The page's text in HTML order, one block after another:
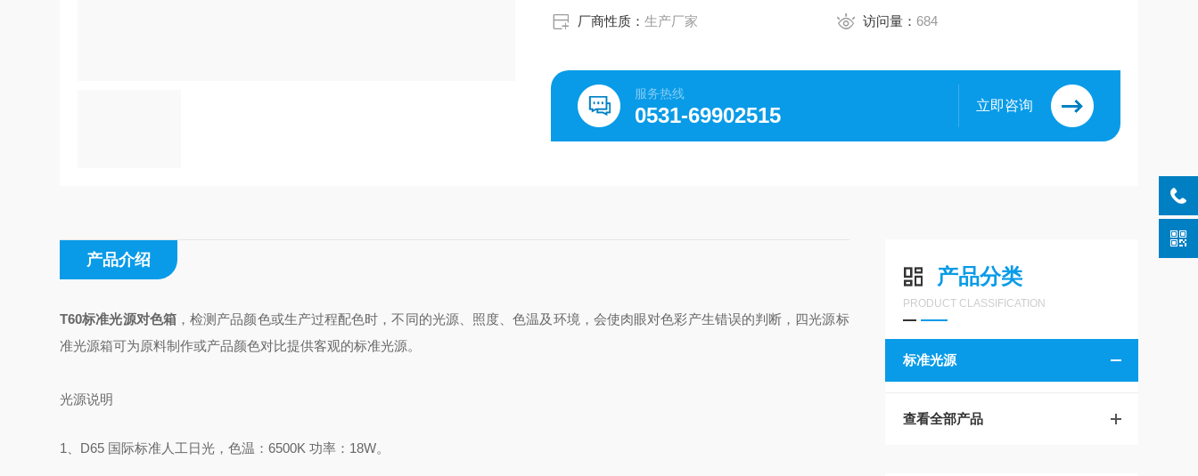
厂商性质：生产厂家 访问量： 684
服务热线
0531-69902515 立即咨询
产品分类
PRODUCT CLASSIFICATION
标准光源
查看全部产品
产品介绍
T60标准光源对色箱，检测产品颜色或生产过程配色时，不同的光源、照度、色温及环境，会使肉眼对色彩产生错误的判断，四光源标
准光源箱可为原料制作或产品颜色对比提供客观的标准光源。
光源说明
1、D65 国际标准人工日光，色温：6500K 功率：18W。